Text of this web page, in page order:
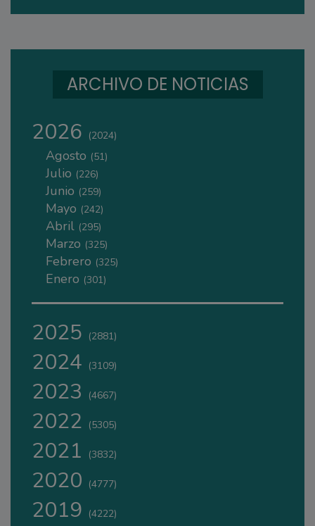
ARCHIVO DE NOTICIAS
2026 (2024)
Agosto (51)
Julio (226)
Junio (259)
Mayo (242)
Abril (295)
Marzo (325)
Febrero (325)
Enero (301)
2025 (2881)
2024 (3109)
2023 (4667)
2022 (5305)
2021 (3832)
2020 (4777)
2019 (4222)